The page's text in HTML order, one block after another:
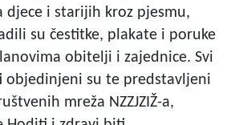
djece i starijih kroz pjesmu,
su čestitke, plakate i poruke
obitelji i zajednice. Svi
objedinjeni su te predstavljeni
mreža NZZJZIŽ-a,